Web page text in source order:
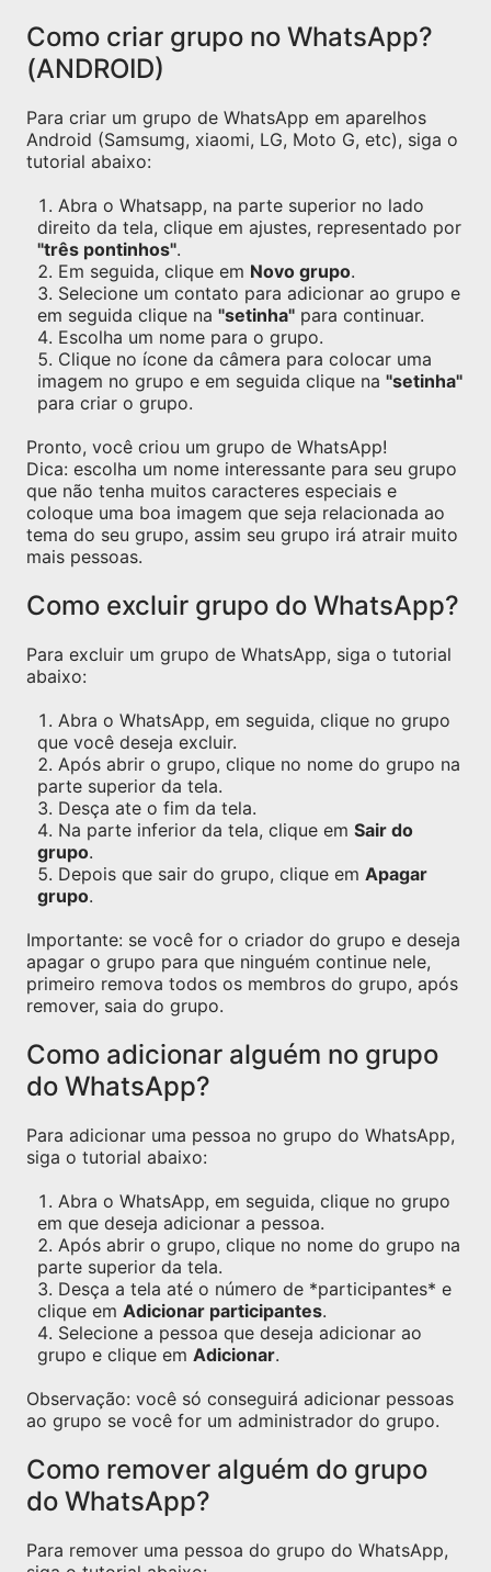
Como criar grupo no WhatsApp?
(ANDROID)
Para criar um grupo de WhatsApp em aparelhos
Android (Samsumg, xiaomi, LG, Moto G, etc), siga o
tutorial abaixo:
Abra o Whatsapp, na parte superior no lado
direito da tela, clique em ajustes, representado por
"três pontinhos".
Em seguida, clique em Novo grupo.
Selecione um contato para adicionar ao grupo e
em seguida clique na "setinha" para continuar.
Escolha um nome para o grupo.
Clique no ícone da câmera para colocar uma
imagem no grupo e em seguida clique na "setinha"
para criar o grupo.
Pronto, você criou um grupo de WhatsApp!
Dica: escolha um nome interessante para seu grupo
que não tenha muitos caracteres especiais e
coloque uma boa imagem que seja relacionada ao
tema do seu grupo, assim seu grupo irá atrair muito
mais pessoas.
Como excluir grupo do WhatsApp?
Para excluir um grupo de WhatsApp, siga o tutorial
abaixo:
Abra o WhatsApp, em seguida, clique no grupo
que você deseja excluir.
Após abrir o grupo, clique no nome do grupo na
parte superior da tela.
Desça ate o fim da tela.
Na parte inferior da tela, clique em Sair do
grupo.
Depois que sair do grupo, clique em Apagar
grupo.
Importante: se você for o criador do grupo e deseja
apagar o grupo para que ninguém continue nele,
primeiro remova todos os membros do grupo, após
remover, saia do grupo.
Como adicionar alguém no grupo
do WhatsApp?
Para adicionar uma pessoa no grupo do WhatsApp,
siga o tutorial abaixo:
Abra o WhatsApp, em seguida, clique no grupo
em que deseja adicionar a pessoa.
Após abrir o grupo, clique no nome do grupo na
parte superior da tela.
Desça a tela até o número de *participantes* e
clique em Adicionar participantes.
Selecione a pessoa que deseja adicionar ao
grupo e clique em Adicionar.
Observação: você só conseguirá adicionar pessoas
ao grupo se você for um administrador do grupo.
Como remover alguém do grupo
do WhatsApp?
Para remover uma pessoa do grupo do WhatsApp,